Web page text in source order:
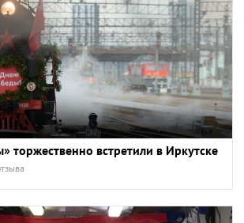
торжественно встретили в Иркутске